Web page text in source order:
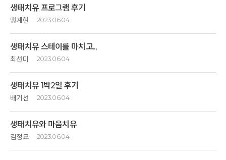
생태치유 프로그램 후기
맹계현 2023.06.04
선생님들께 직접 생태치유의 원리와 설명을 듣고 즐겁게 배울 수 있어서
좋았고 자연에 대한 관심과 중요성에 대하여 더 생각할 수 있어서 뜻깊은
직접 뵙고 말씀도 듣고 나눌 수 있는 시간도 좋았습니다.
2. 시설: 건물 하나 조경 하나 아담한 스파 등 공간마다 호기심과 재미
세심한 배려와 손길을 느낄 수 있어서 감사한 마음이 들었습니다. 또한
정갈하고 맛있는 식사와 숙소 덕분에 편안히 쉴 수 있었습니다.
3. 운영해주신 분들: 따뜻한 미소와 말씨 친절한 안내로 낯선 프로그램에
바로 적응할 수 있어서 감사했습니다. 프로그램 일정이 명찰 뒷면에 같이
들어가면 더 편리할 것 같아요.
생태치유 스테이를 마치고..,
최선미 2023.06.04
1박2일 ...처음 경험한 여러 가지 체험들이 생소하가도 했지만 조금씩
스며드는 걸 어느 순간 느끼며 조금 더 알아보고 싶다는 생각을 하게
보고 자주 걷지 않았다는 후회가...)
함께 해주신 모든 분들께 감사 드립니다 ♡
생태치유 1박2일 후기
배기선 2023.06.04
단풍인데 청단풍인지 붉은단풍인지 알고 싶었는데 최철한 한의사 선생님의
친절한 설명으로 의문이 풀렸다.
생태치유와 마음치유
김정묘 2023.06.04